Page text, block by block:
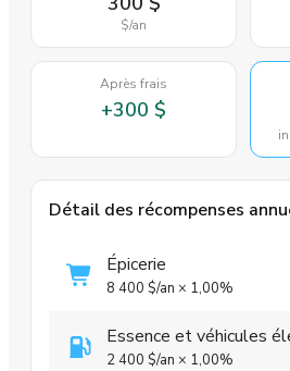
$/an
Après frais
+300 $
Détail des récompenses
Épicerie
8 400 $/an × 1,00%
Essence et véhicules
2 400 $/an × 1,00%